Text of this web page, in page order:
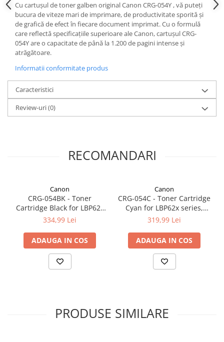
Cu cartușul de toner galben original Canon CRG-054Y , vă puteți
bucura de viteze mari de imprimare, de productivitate sporită și
de grafică de efect în fiecare document imprimat. Cu o formulă
care reflectă specificațiile superioare ale Canon, cartușul CRG-
054Y are o capacitate de până la 1.200 de pagini intense și
atrăgătoare.
Informatii conformitate produs
Caracteristici
Review-uri(0)
RECOMANDARI
Canon
CRG-054BK - Toner
Cartridge Black for LBP62x
series, MF64x series (1.500
334,99 Lei
ADAUGA IN COS
Canon
CRG-054C - Toner Cartridge
Cyan for LBP62x series,
MF64x series (1.200 pages)
319,99 Lei
ADAUGA IN COS
PRODUSE SIMILARE